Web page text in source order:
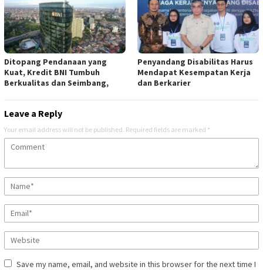
Ditopang Pendanaan yang
Kuat, Kredit BNI Tumbuh
Berkualitas dan Seimbang,
Penyandang Disabilitas Harus
Mendapat Kesempatan Kerja
dan Berkarier
Leave a Reply
Your email address will not be published. Required fields are marked *
Save my name, email, and website in this browser for the next time I